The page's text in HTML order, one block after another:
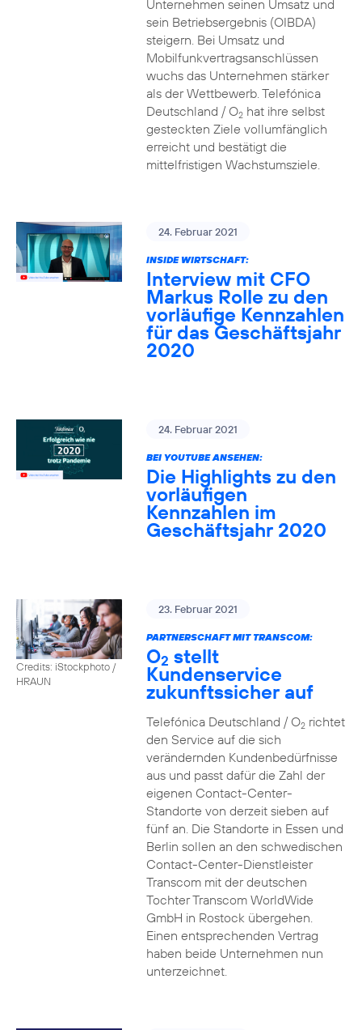
Unternehmen seinen Umsatz und
sein Betriebsergebnis (OIBDA)
steigern. Bei Umsatz und
Mobilfunkvertragsanschlüssen
wuchs das Unternehmen stärker
als der Wettbewerb. Telefónica
Deutschland / O2hat ihre selbst
gesteckten Ziele vollumfänglich
erreicht und bestätigt die
mittelfristigen Wachstumsziele.
24. Februar 2021
INSIDE WIRTSCHAFT:
Interview mit CFO
Markus Rolle zu den
vorläufige Kennzahlen
für das Geschäftsjahr
2020
24. Februar 2021
BEI YOUTUBE ANSEHEN:
Die Highlights zu den
vorläufigen
Kennzahlen im
Geschäftsjahr 2020
Credits: iStockphoto /
HRAUN
23. Februar 2021
PARTNERSCHAFT MIT TRANSCOM:
O2 stellt
Kundenservice
zukunftssicher auf
Telefónica Deutschland / O2richtet
den Service auf die sich
verändernden Kundenbedürfnisse
aus und passt dafür die Zahl der
eigenen Contact-Center-
Standorte von derzeit sieben auf
fünf an. Die Standorte in Essen und
Berlin sollen an den schwedischen
Contact-Center-Dienstleister
Transcom mit der deutschen
Tochter Transcom WorldWide
GmbH in Rostock übergehen.
Einen entsprechenden Vertrag
haben beide Unternehmen nun
unterzeichnet.